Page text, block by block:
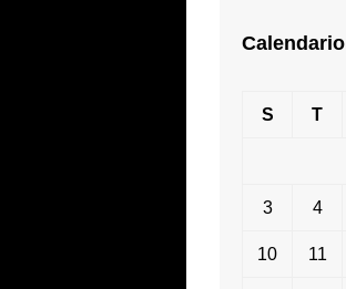
Calendario
S T
3 4
10 11